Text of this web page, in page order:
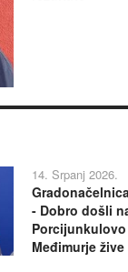
14. Srpanj 2026.
- Dobro došli
Međimurje